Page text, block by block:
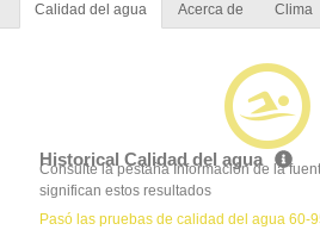
Calidad del agua Acerca de Clima
Historical Calidad del agua
Consulte la pestaña Información de la
significan estos resultados
Pasó las pruebas de calidad del agua 60-